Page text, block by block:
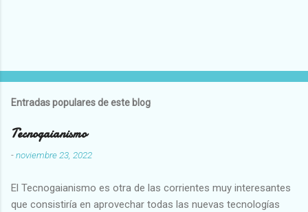
Entradas populares de este blog
Tecnogaianismo
-noviembre 23, 2022
El Tecnogaianismo es otra de las corrientes muy interesantes
que consistiría en aprovechar todas las nuevas tecnologías